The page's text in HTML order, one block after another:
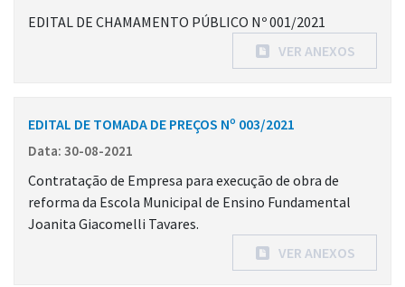
EDITAL DE CHAMAMENTO PÚBLICO Nº 001/2021
VER ANEXOS
EDITAL DE TOMADA DE PREÇOS Nº 003/2021
Data: 30-08-2021
Contratação de Empresa para execução de obra de
reforma da Escola Municipal de Ensino Fundamental
Joanita Giacomelli Tavares.
VER ANEXOS